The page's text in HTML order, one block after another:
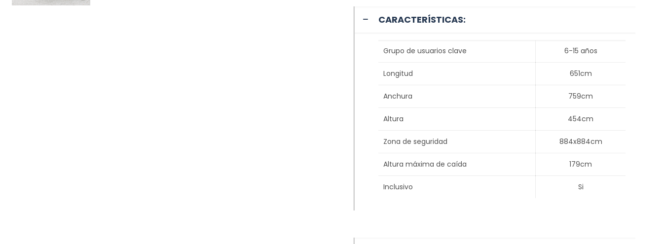
CARACTERÍSTICAS:
Grupo de usuarios clave 6-15 años
Longitud 651cm
Anchura 759cm
Altura 454cm
Zona de seguridad 884x884cm
Altura máxima de caída 179cm
Inclusivo Si